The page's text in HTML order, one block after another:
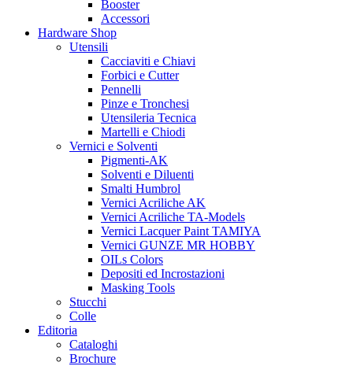
Booster
Accessori
Hardware Shop
Utensili
Cacciaviti e Chiavi
Forbici e Cutter
Pennelli
Pinze e Tronchesi
Utensileria Tecnica
Martelli e Chiodi
Vernici e Solventi
Pigmenti-AK
Solventi e Diluenti
Smalti Humbrol
Vernici Acriliche AK
Vernici Acriliche TA-Models
Vernici Lacquer Paint TAMIYA
Vernici GUNZE MR HOBBY
OILs Colors
Depositi ed Incrostazioni
Masking Tools
Stucchi
Colle
Editoria
Cataloghi
Brochure